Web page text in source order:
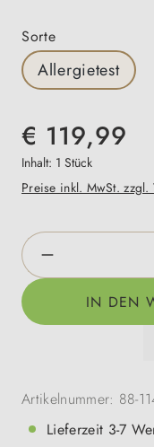
Sorteauswählen
Allergietest
€ 119,99
Inhalt: 1 Stück
Preise inkl. MwSt. zzgl.
Produkt
IN DEN
Artikelnummer: 88-
Lieferzeit 3-7